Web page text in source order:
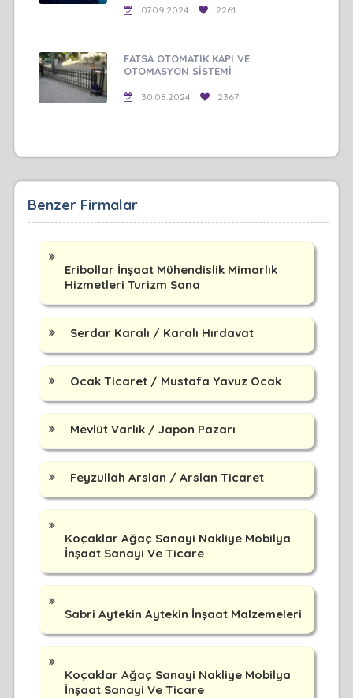
07.09.2024 2261
FATSA OTOMATİK KAPI VE
OTOMASYON SİSTEMİ
30.08.2024 2367
Benzer Firmalar
Eribollar İnşaat Mühendislik Mimarlık
Hizmetleri Turizm Sana
Serdar Karalı / Karalı Hırdavat
Ocak Ticaret / Mustafa Yavuz Ocak
Mevlüt Varlık / Japon Pazarı
Feyzullah Arslan / Arslan Ticaret
Koçaklar Ağaç Sanayi Nakliye Mobilya
İnşaat Sanayi Ve Ticare
Sabri Aytekin Aytekin İnşaat Malzemeleri
Koçaklar Ağaç Sanayi Nakliye Mobilya
İnşaat Sanayi Ve Ticare